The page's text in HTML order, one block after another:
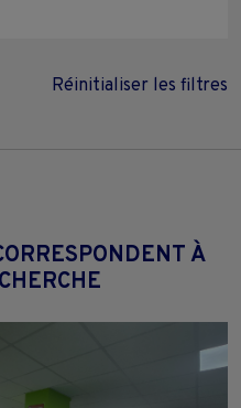
Réinitialiser les filtres
À